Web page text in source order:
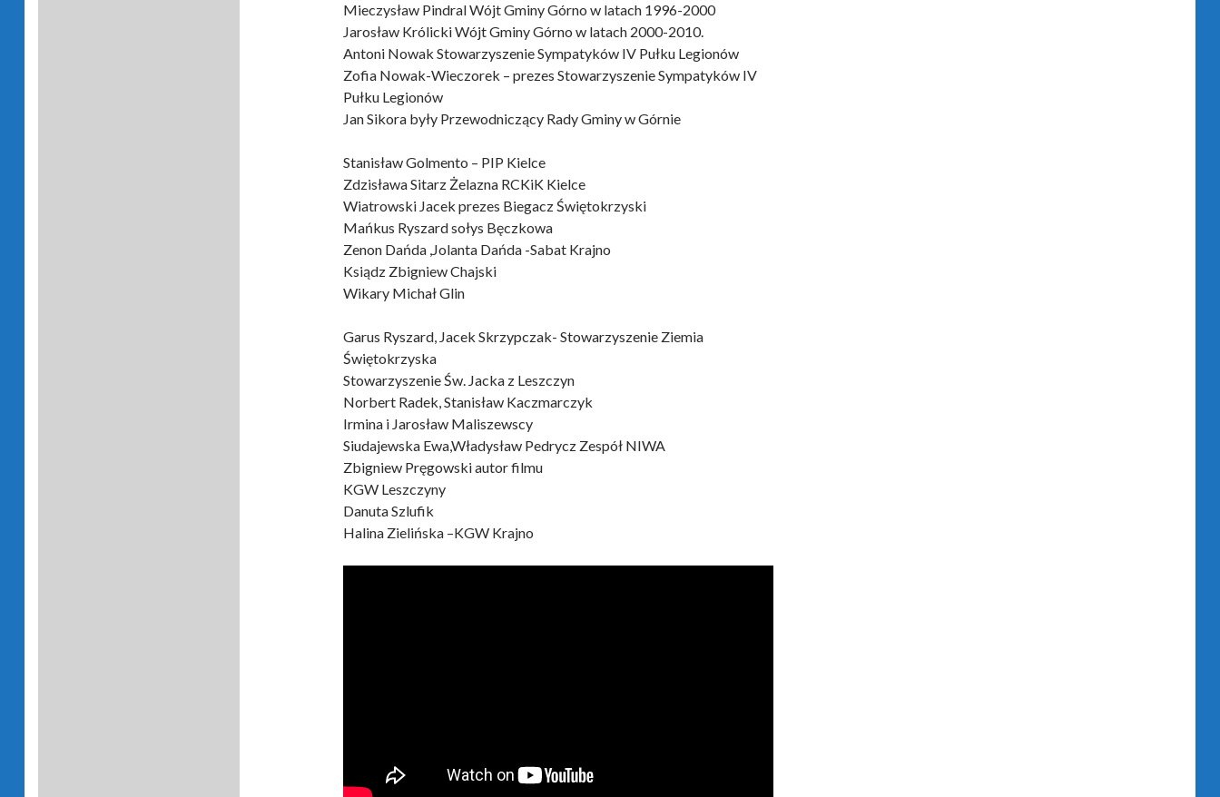
Mieczysław Pindral Wójt Gminy Górno w latach 1996-2000
Jarosław Królicki Wójt Gminy Górno w latach 2000-2010.
Antoni Nowak Stowarzyszenie Sympatyków IV Pułku Legionów
Zofia Nowak-Wieczorek – prezes Stowarzyszenie Sympatyków IV
Pułku Legionów
Jan Sikora były Przewodniczący Rady Gminy w Górnie
Stanisław Golmento – PIP Kielce
Zdzisława Sitarz Żelazna RCKiK Kielce
Wiatrowski Jacek prezes Biegacz Świętokrzyski
Mańkus Ryszard sołys Bęczkowa
Zenon Dańda ,Jolanta Dańda -Sabat Krajno
Ksiądz Zbigniew Chajski
Wikary Michał Glin
Garus Ryszard, Jacek Skrzypczak- Stowarzyszenie Ziemia
Świętokrzyska
Stowarzyszenie Św. Jacka z Leszczyn
Norbert Radek, Stanisław Kaczmarczyk
Irmina i Jarosław Maliszewscy
Siudajewska Ewa,Władysław Pedrycz Zespół NIWA
Zbigniew Pręgowski autor filmu
KGW Leszczyny
Danuta Szlufik
Halina Zielińska –KGW Krajno